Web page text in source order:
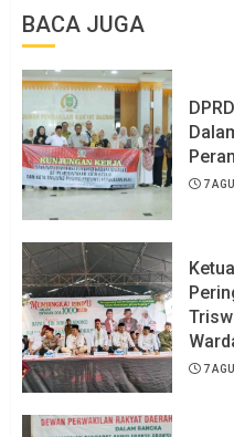
BACA JUGA
7
7